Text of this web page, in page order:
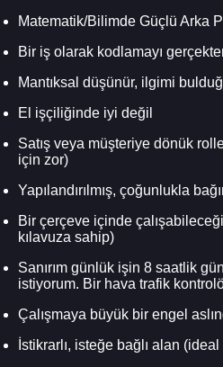
Matematik/Bilimde Güçlü Arka
Bir iş olarak kodlamayı
Mantıksal düşünür, ilgimi
El işçiliğinde iyi değil
Satış veya müşteriye dönük
için zor)
Yapılandırılmış, çoğunlukla
Bir çerçeve içinde
kılavuza sahip)
Sanırım günlük işin 8 saatlik
istiyorum. Bir hava trafik
Çalışmaya büyük bir engel
İstikrarlı, isteğe bağlı alan